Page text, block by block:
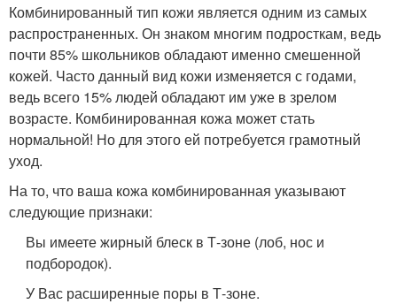
Комбинированный тип кожи является одним из самых
распространенных. Он знаком многим подросткам, ведь
почти 85% школьников обладают именно смешенной
кожей. Часто данный вид кожи изменяется с годами,
ведь всего 15% людей обладают им уже в зрелом
возрасте. Комбинированная кожа может стать
нормальной! Но для этого ей потребуется грамотный
уход.
На то, что ваша кожа комбинированная указывают
следующие признаки:
Вы имеете жирный блеск в Т-зоне (лоб, нос и
подбородок).
У Вас расширенные поры в Т-зоне.